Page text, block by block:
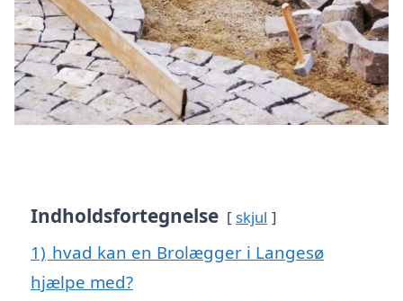
Indholdsfortegnelse skjul
1) hvad kan en Brolægger i Langesø
hjælpe med?